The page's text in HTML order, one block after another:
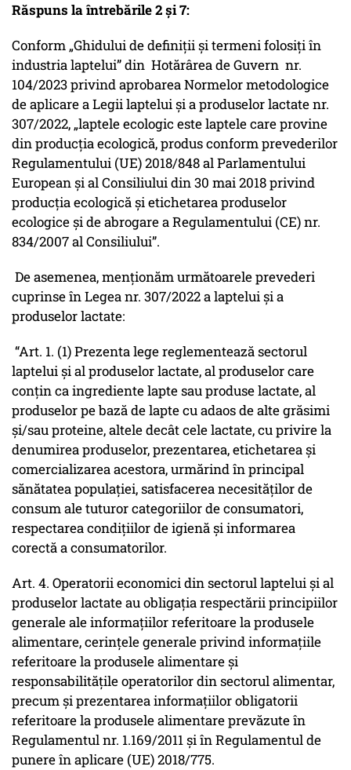
Răspuns la întrebările 2 și 7:
Conform „Ghidului de definiţii şi termeni folosiţi în
industria laptelui” din Hotărârea de Guvern nr.
104/2023 privind aprobarea Normelor metodologice
de aplicare a Legii laptelui şi a produselor lactate nr.
307/2022, „laptele ecologic este laptele care provine
din producţia ecologică, produs conform prevederilor
Regulamentului (UE) 2018/848 al Parlamentului
European şi al Consiliului din 30 mai 2018 privind
producţia ecologică şi etichetarea produselor
ecologice şi de abrogare a Regulamentului (CE) nr.
834/2007 al Consiliului”.
De asemenea, menționăm următoarele prevederi
cuprinse în Legea nr. 307/2022 a laptelui şi a
produselor lactate:
“Art. 1. (1) Prezenta lege reglementează sectorul
laptelui şi al produselor lactate, al produselor care
conţin ca ingrediente lapte sau produse lactate, al
produselor pe bază de lapte cu adaos de alte grăsimi
şi/sau proteine, altele decât cele lactate, cu privire la
denumirea produselor, prezentarea, etichetarea şi
comercializarea acestora, urmărind în principal
sănătatea populaţiei, satisfacerea necesităţilor de
consum ale tuturor categoriilor de consumatori,
respectarea condiţiilor de igienă şi informarea
corectă a consumatorilor.
Art. 4. Operatorii economici din sectorul laptelui şi al
produselor lactate au obligaţia respectării principiilor
generale ale informaţiilor referitoare la produsele
alimentare, cerinţele generale privind informaţiile
referitoare la produsele alimentare şi
responsabilităţile operatorilor din sectorul alimentar,
precum şi prezentarea informaţiilor obligatorii
referitoare la produsele alimentare prevăzute în
Regulamentul nr. 1.169/2011 şi în Regulamentul de
punere în aplicare (UE) 2018/775.